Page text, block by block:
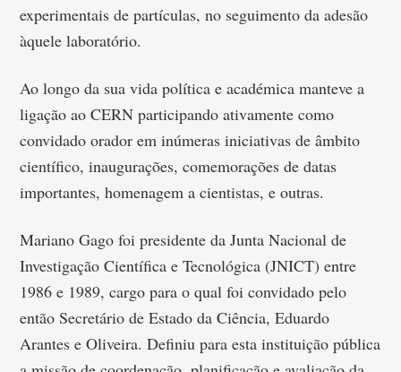
experimentais de partículas, no seguimento da adesão
àquele laboratório.
Ao longo da sua vida política e académica manteve a
ligação ao CERN participando ativamente como
convidado orador em inúmeras iniciativas de âmbito
científico, inaugurações, comemorações de datas
importantes, homenagem a cientistas, e outras.
Mariano Gago foi presidente da Junta Nacional de
Investigação Científica e Tecnológica (JNICT) entre
1986 e 1989, cargo para o qual foi convidado pelo
então Secretário de Estado da Ciência, Eduardo
Arantes e Oliveira. Definiu para esta instituição pública